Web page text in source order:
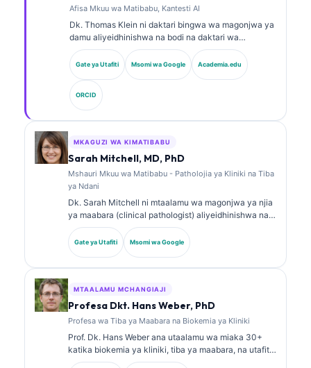
Afisa Mkuu wa Matibabu, Kantesti AI
Dk. Thomas Klein ni daktari bingwa wa magonjwa ya
damu aliyeidhinishwa na bodi na daktari wa
magonjwa ya ndani, mwenye zaidi ya miaka 15 ya
uzoefu katika dawa za maabara na uchambuzi wa
kimatibabu unaosaidiwa na AI. Kama Afisa Mkuu wa
Tiba katika Kantesti AI, anatoa usimamizi wa
kimatibabu wa usahihi wa matibabu wa mtandao wa
neva wa kipekee. Dk. Klein amechapisha kwa wingi
kuhusu tafsiri ya viashirio vya kibayolojia na
Gate ya Utafiti Msomi wa Google Academia.edu
ORCID
MKAGUZI WA KIMATIBABU
Sarah Mitchell, MD, PhD
Mshauri Mkuu wa Matibabu - Patholojia ya Kliniki na Tiba
ya Ndani
Dk. Sarah Mitchell ni mtaalamu wa magonjwa ya njia
ya maabara (clinical pathologist) aliyeidhinishwa na
bodi, mwenye zaidi ya miaka 18 ya uzoefu. Ana vyeti
vya utaalamu katika kemia ya kliniki na amechapisha
kwa wingi kuhusu paneli za viashiria vya kiafya na
Gate ya Utafiti Msomi wa Google
MTAALAMU MCHANGIAJI
Profesa Dkt. Hans Weber, PhD
Profesa wa Tiba ya Maabara na Biokemia ya Kliniki
Prof. Dk. Hans Weber ana utaalamu wa miaka 30+
katika biokemia ya kliniki, tiba ya maabara, na utafiti
wa viashiria vya kiafya (biomarkers). Aliwahi kuwa